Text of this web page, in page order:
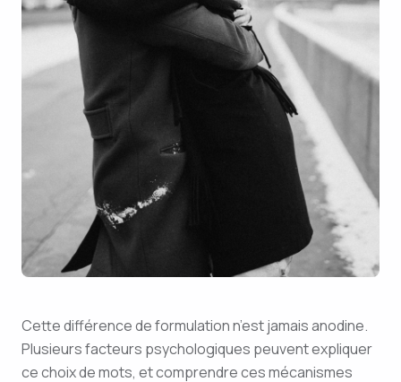
Cette différence de formulation n’est jamais anodine.
Plusieurs facteurs psychologiques peuvent expliquer
ce choix de mots, et comprendre ces mécanismes